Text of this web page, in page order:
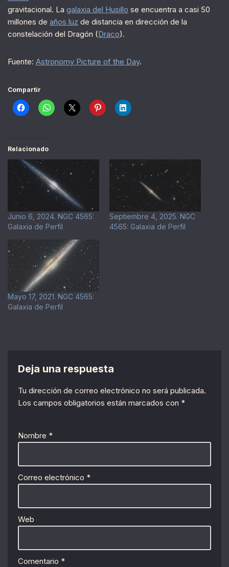
gravitacional. La galaxia del Husillo se encuentra a casi 50
millones de años luz de distancia en dirección de la
constelación del Dragón (Draco).
Fuente: Astronomy Picture of the Day.
Compartir
Relacionado
Junio 6, 2024. NGC 4565:
Galaxia de Perfil
Septiembre 4, 2025. NGC
4565: Galaxia de Perfil
Mayo 17, 2021. NGC 4565:
Galaxia de Perfil
Deja una respuesta
Tu dirección de correo electrónico no será publicada.
Los campos obligatorios están marcados con *
Nombre *
Correo electrónico *
Web
Comentario *